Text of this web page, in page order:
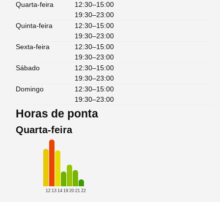
Quarta-feira
12:30–15:00
19:30–23:00
Quinta-feira
12:30–15:00
19:30–23:00
Sexta-feira
12:30–15:00
19:30–23:00
Sábado
12:30–15:00
19:30–23:00
Domingo
12:30–15:00
19:30–23:00
Horas de ponta
Quarta-feira
12 13 14 19 20 21 22